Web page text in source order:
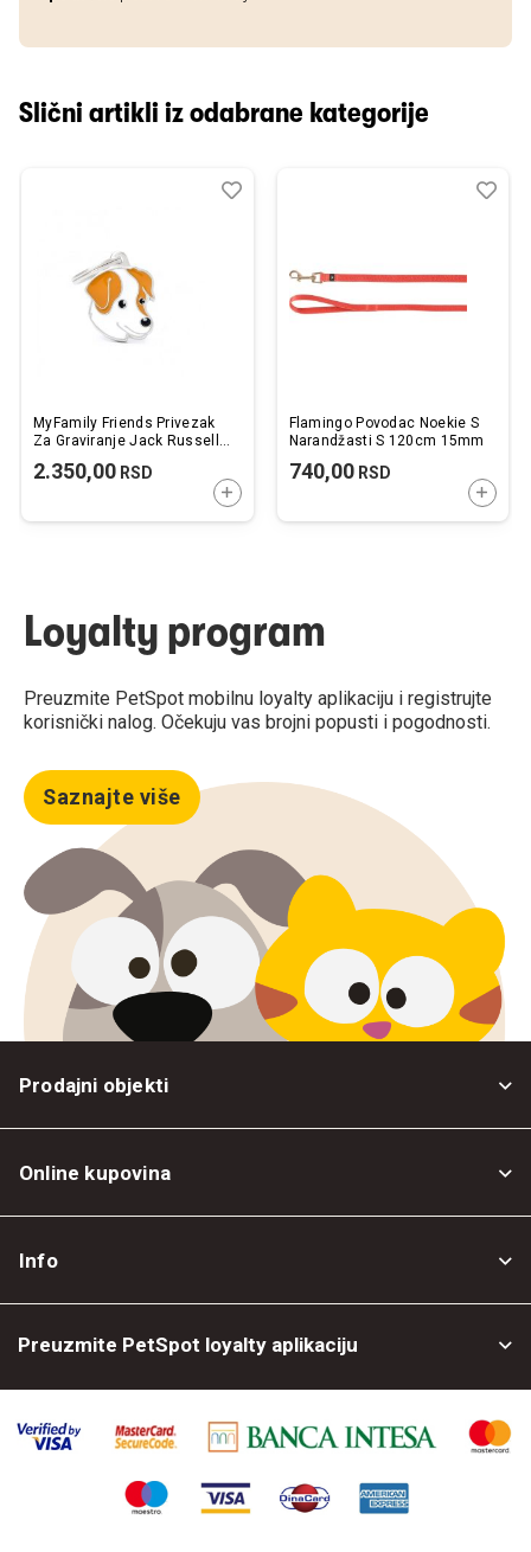
Slični artikli iz odabrane kategorije
MyFamily Friends Privezak
Za Graviranje Jack Russell
2.350,00 RSD
DODAJTE U KORPU
Dodaj
Uporedi
Flamingo Povodac Noekie S
Narandžasti S 120cm 15mm
740,00RSD
Loyalty program
Preuzmite PetSpot mobilnu loyalty aplikaciju i registrujte
korisnički nalog. Očekuju vas brojni popusti i pogodnosti.
Saznajte više
Prodajni objekti
Online kupovina
Info
Preuzmite PetSpot loyalty aplikaciju